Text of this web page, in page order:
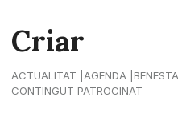
Criar
ACTUALITAT AGENDA
CONTINGUT PATROCINAT